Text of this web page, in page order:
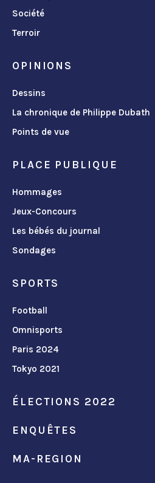
Société
Terroir
OPINIONS
Dessins
La chronique de Philippe Dubath
Points de vue
PLACE PUBLIQUE
Hommages
Jeux-Concours
Les bébés du journal
Sondages
SPORTS
Football
Omnisports
Paris 2024
Tokyo 2021
ÉLECTIONS 2022
ENQUÊTES
MA-REGION